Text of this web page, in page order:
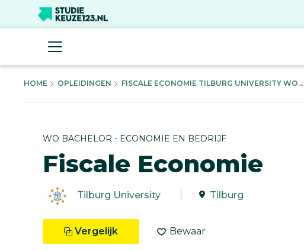
HOME OPLEIDINGEN FISCALE ECONOMIE TILBURG UNIVERSITY WO...
WO BACHELOR - ECONOMIE EN BEDRIJF
Fiscale Economie
Tilburg University Tilburg
Vergelijk Bewaar